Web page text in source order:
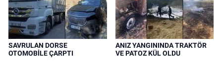
SAVRULAN DORSE
OTOMOBİLE ÇARPTI
ANIZ YANGININDA TRAKTÖR
VE PATOZ KÜL OLDU